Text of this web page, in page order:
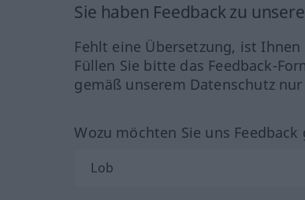
Sie haben Feedback zu
Fehlt eine Übersetzung, ist
Füllen Sie bitte das Feedback-
gemäß unserem Datenschutz
Wozu möchten Sie uns Feedback